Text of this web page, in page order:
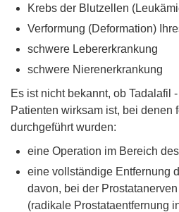
Krebs der Blutzellen
Verformung (Deformation)
schwere Lebererkrankung
schwere Nierenerkrankung
Es ist nicht bekannt, ob Tadalafil
Patienten wirksam ist, bei denen
durchgeführt wurden:
eine Operation im Bereich
eine vollständige Entfernung
davon, bei der
(radikale Prostataentfernung